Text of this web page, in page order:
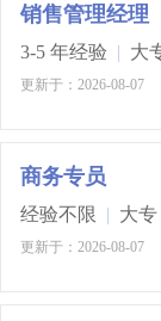
销售管理经理
3-5 年经验 | 大
更新于：2026-08-07
商务专员
经验不限 | 大专
更新于：2026-08-07